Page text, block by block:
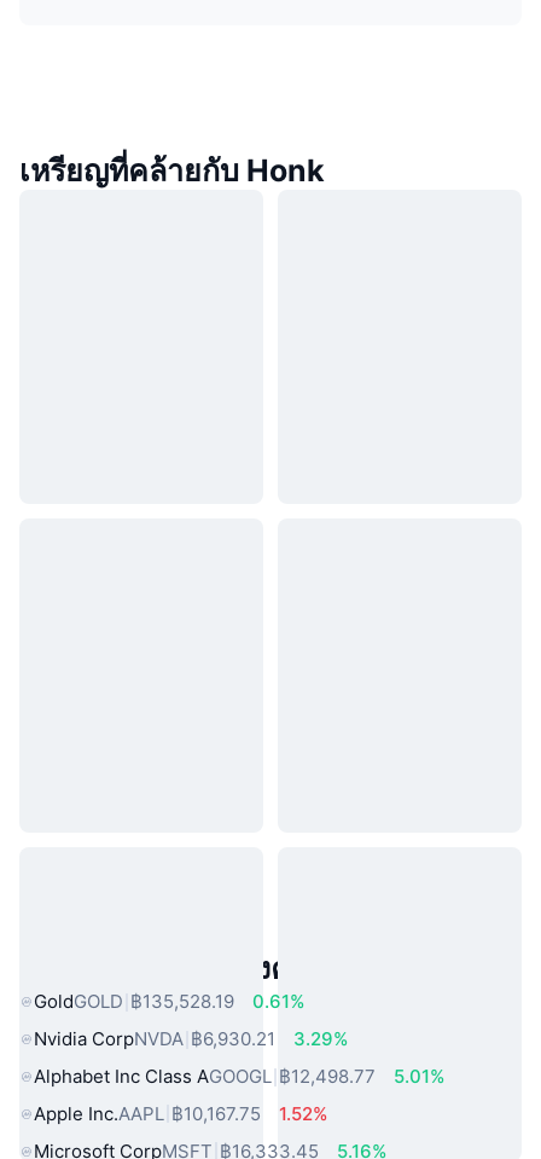
เหรียญที่คล้ายกับ Honk
สินทรัพย์ในโลกแห่งความจริงยอดนิยม
GoldGOLD ฿135,528.19
0.61%
Nvidia CorpNVDA ฿6,930.21
3.29%
Alphabet Inc Class AGOOGL ฿12,498.77
5.01%
Apple Inc.AAPL ฿10,167.75
1.52%
Microsoft CorpMSFT ฿16,333.45 5.16%